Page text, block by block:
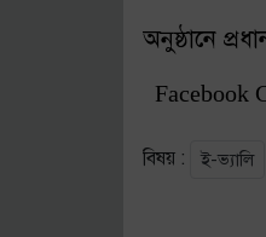
অনুষ্ঠানে
Facebook
বিষয় : ই-ভ্যালি